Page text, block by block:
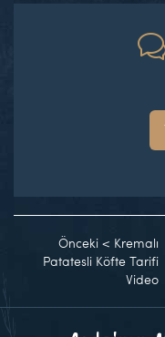
Önceki < Kremalı
Patatesli Köfte Tarifi
Video